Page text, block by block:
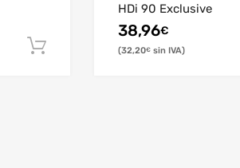
HDi 90 Exclusive
38,96€
32,20€